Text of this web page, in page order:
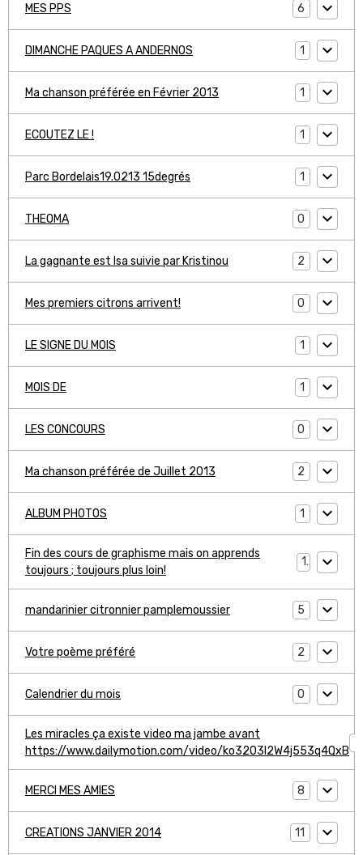
MES PPS 6
DIMANCHE PAQUES A ANDERNOS 1
Ma chanson préférée en Février 2013 1
ECOUTEZ LE ! 1
Parc Bordelais19.0213 15degrés 1
THEOMA 0
La gagnante est Isa suivie par Kristinou 2
Mes premiers citrons arrivent! 0
LE SIGNE DU MOIS 1
MOIS DE 1
LES CONCOURS 0
Ma chanson préférée de Juillet 2013 2
ALBUM PHOTOS 1
Fin des cours de graphisme mais on apprends
toujours ; toujours plus loin!
1
mandarinier citronnier pamplemoussier 5
Votre poème préféré 2
Calendrier du mois 0
Les miracles ça existe video ma jambe avant
https://www.dailymotion.com/video/ko3203l2W4j553q4QxB
MERCI MES AMIES 8
CREATIONS JANVIER 2014 11